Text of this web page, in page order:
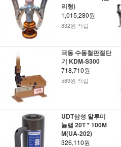
리형)
1,015,280원
832원 적립
극동 수동철판절단
기 KDM-S300
718,710원
589원 적립
UDT삼성 알루미
늄램 20T * 100M
M(UA-202)
326,110원